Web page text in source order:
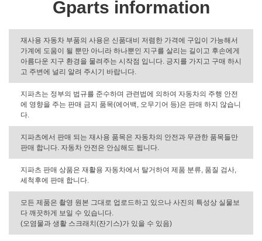
Gparts information
재사용 자동차 부품의 사용은 신품대비 저렴한 가격에 구입이 가능해서
가계에 도움이 될 뿐만 아니라 하나뿐인 지구를 살리는 길이고 후손에게
아름다운 지구 환경을 물려주는 시작점 입니다. 긍지를 가지고 구매 하시
고 주변에 널리 알려 주시기 바랍니다.
지파츠는 정부의 법규를 준수하며 관련법에 의하여 자동차의 주행 안전
에 영향을 주는 판매 금지 품목(에어백, 오무기어 등)은 판매 하지 않습니
다.
지파츠에서 판매 되는 재사용 품목은 자동차의 안전과 무관한 품목들만
판매 합니다. 자동차 안전은 안심해도 됩니다.
지파츠 판매 상품은 재활용 자동차에서 탈거하여 제품 분류, 품질 검사,
세척후에 판매 합니다.
모든 제품은 촬영 원본 그대로 업로드하고 있으나 사진의 특성상 실물보
다 깨끗하게 보일 수 있습니다.
(오염물과 생활 스크래치(잔기스)가 있을 수 있음)